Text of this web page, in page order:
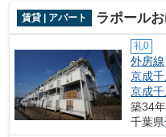
賃貸 | アパート ラポール
礼0
外房線
京成
京成
築34年
千葉県